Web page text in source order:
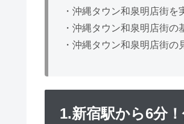
・沖縄タウン和泉明店街
・沖縄タウン和泉明店街
・沖縄タウン和泉明店街の
1.新宿駅から6分